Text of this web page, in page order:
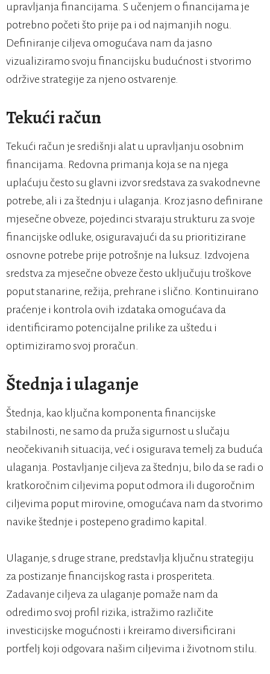
upravljanja financijama. S učenjem o financijama je
potrebno početi što prije pa i od najmanjih nogu.
Definiranje ciljeva omogućava nam da jasno
vizualiziramo svoju financijsku budućnost i stvorimo
održive strategije za njeno ostvarenje.
Tekući račun
Tekući račun je središnji alat u upravljanju osobnim
financijama. Redovna primanja koja se na njega
uplaćuju često su glavni izvor sredstava za svakodnevne
potrebe, ali i za štednju i ulaganja. Kroz jasno definirane
mjesečne obveze, pojedinci stvaraju strukturu za svoje
financijske odluke, osiguravajući da su prioritizirane
osnovne potrebe prije potrošnje na luksuz. Izdvojena
sredstva za mjesečne obveze često uključuju troškove
poput stanarine, režija, prehrane i slično. Kontinuirano
praćenje i kontrola ovih izdataka omogućava da
identificiramo potencijalne prilike za uštedu i
optimiziramo svoj proračun.
Štednja i ulaganje
Štednja, kao ključna komponenta financijske
stabilnosti, ne samo da pruža sigurnost u slučaju
neočekivanih situacija, već i osigurava temelj za buduća
ulaganja. Postavljanje ciljeva za štednju, bilo da se radi o
kratkoročnim ciljevima poput odmora ili dugoročnim
ciljevima poput mirovine, omogućava nam da stvorimo
navike štednje i postepeno gradimo kapital.
Ulaganje, s druge strane, predstavlja ključnu strategiju
za postizanje financijskog rasta i prosperiteta.
Zadavanje ciljeva za ulaganje pomaže nam da
odredimo svoj profil rizika, istražimo različite
investicijske mogućnosti i kreiramo diversificirani
portfelj koji odgovara našim ciljevima i životnom stilu.